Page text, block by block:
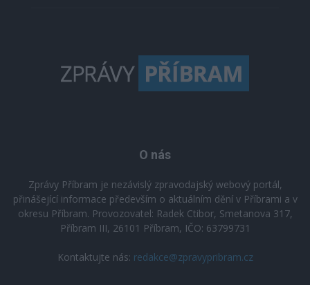
O nás
Zprávy Příbram je nezávislý zpravodajský webový portál,
přinášející informace především o aktuálním dění v Příbrami a v
okresu Příbram. Provozovatel: Radek Ctibor, Smetanova 317,
Příbram III, 26101 Příbram, IČO: 63799731
Kontaktujte nás: redakce@zpravypribram.cz